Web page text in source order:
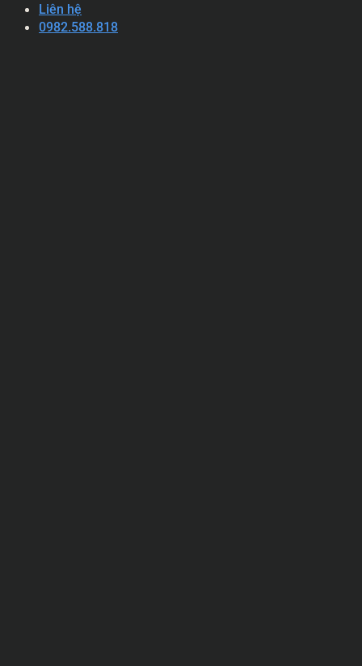
Liên hệ
0982.588.818